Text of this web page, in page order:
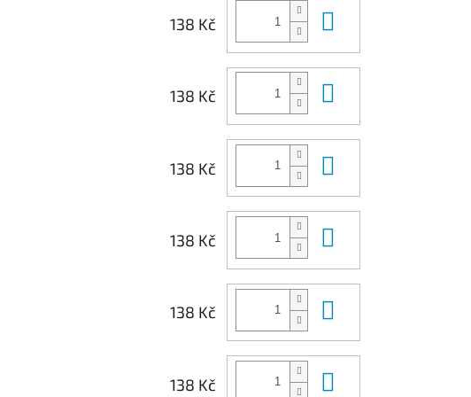
138 Kč
138 Kč
138 Kč
138 Kč
138 Kč
138 Kč